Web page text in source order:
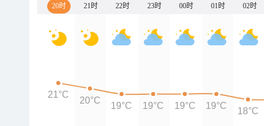
20时 21时 22时 23时 00时 01时 02时
21°C
20°C
19°C 19°C 19°C 19°C
18°C